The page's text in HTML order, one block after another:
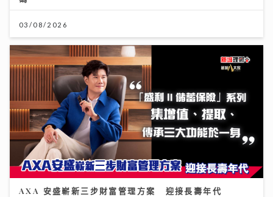
03/08/2026
AXA 安盛嶄新三步財富管理方案 迎接長壽年代